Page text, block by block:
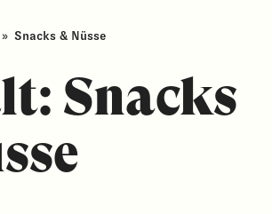
» Snacks & Nüsse
Snacks